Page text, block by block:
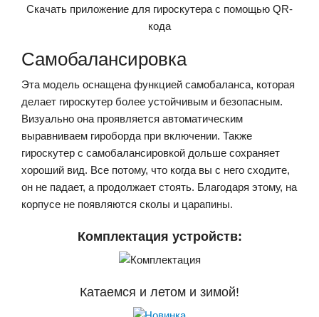
Скачать приложение для гироскутера с помощью QR-
кода
Самобалансировка
Эта модель оснащена функцией самобаланса, которая
делает гироскутер более устойчивым и безопасным.
Визуально она проявляется автоматическим
выравниваем гироборда при включении. Также
гироскутер с самобалансировкой дольше сохраняет
хороший вид. Все потому, что когда вы с него сходите,
он не падает, а продолжает стоять. Благодаря этому, на
корпусе не появляются сколы и царапины.
Комплектация устройств:
Катаемся и летом и зимой!